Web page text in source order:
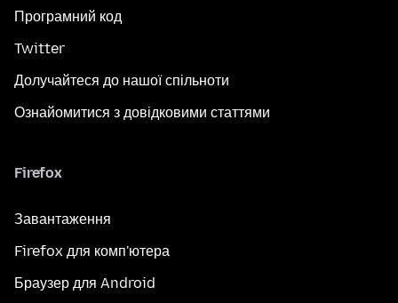
Програмний код
Twitter
Долучайтеся до нашої спільноти
Ознайомитися з довідковими статтями
Firefox
Завантаження
Firefox для комп'ютера
Браузер для Android